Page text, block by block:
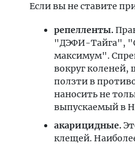
Если вы не ставите
репелленты.
"ДЭФИ-Тайга",
максимум".
вокруг коленей,
ползти в
наносить не
выпускаемый в
акарицидные.
клещей.